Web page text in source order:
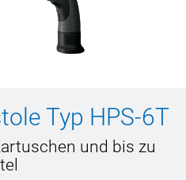
Typ HPS-6T
und bis zu